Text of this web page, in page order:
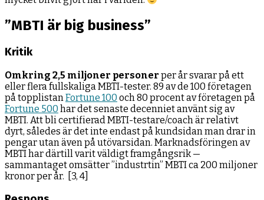
”MBTI är big business”
Kritik
Omkring 2,5 miljoner personer per år svarar på ett
eller flera fullskaliga MBTI-tester. 89 av de 100 företagen
på topplistan Fortune 100 och 80 procent av företagen på
Fortune 500 har det senaste decenniet använt sig av
MBTI. Att bli certifierad MBTI-testare/coach är relativt
dyrt, således är det inte endast på kundsidan man drar in
pengar utan även på utövarsidan. Marknadsföringen av
MBTI har därtill varit väldigt framgångsrik —
sammantaget omsätter ”industrtin” MBTI ca 200 miljoner
kronor per år. [3, 4]